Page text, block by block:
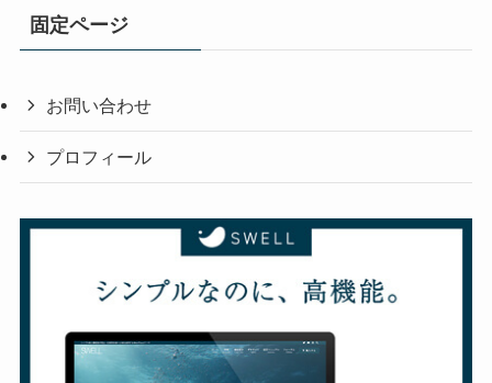
固定ページ
お問い合わせ
プロフィール